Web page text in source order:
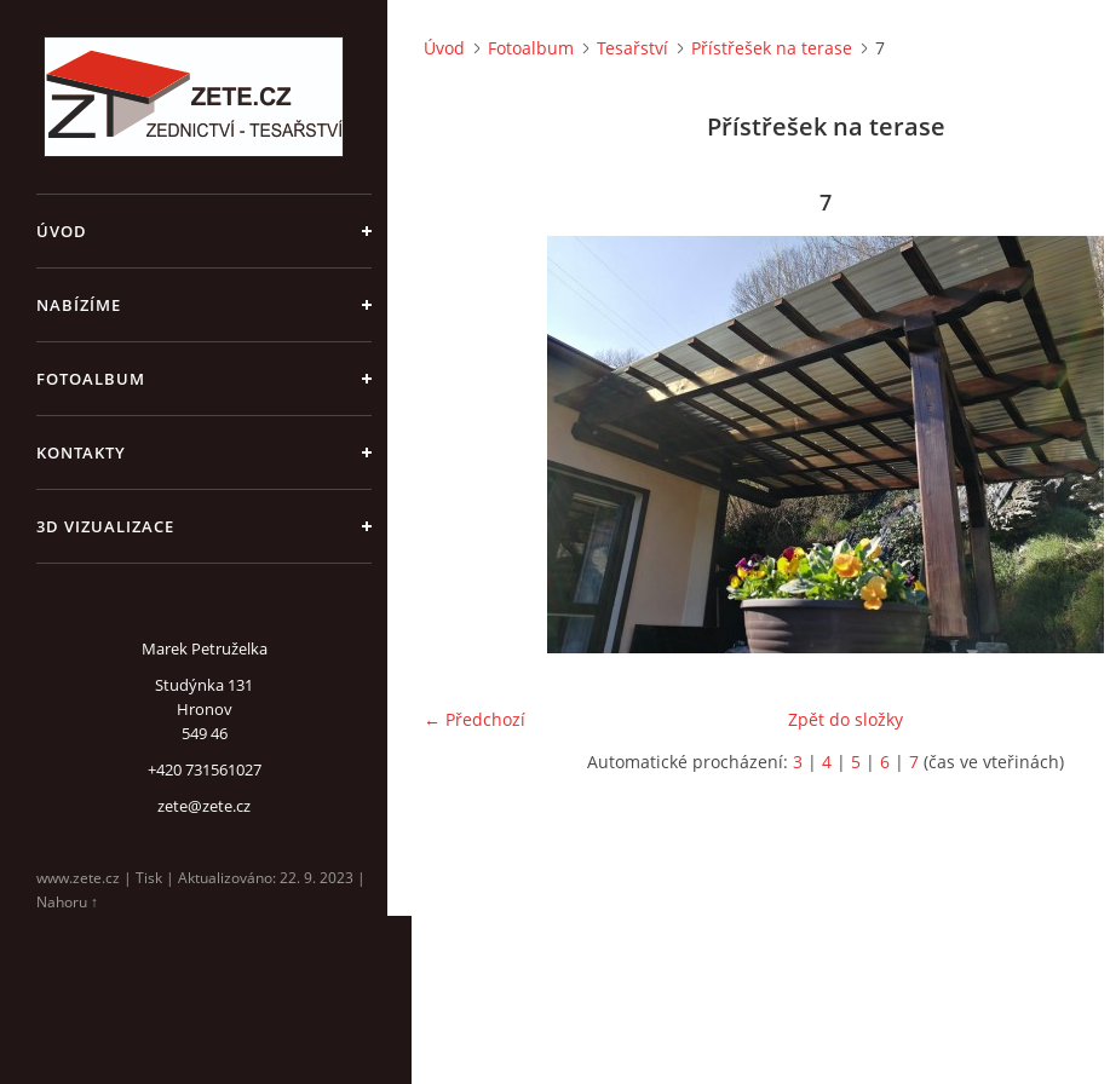
ÚVOD
NABÍZÍME
FOTOALBUM
KONTAKTY
3D VIZUALIZACE
Marek Petruželka
Studýnka 131
Hronov
549 46
+420 731561027
zete@zete.cz
www.zete.cz | Tisk | Aktualizováno: 22. 9. 2023 |
Nahoru ↑
Úvod Fotoalbum Tesařství Přístřešek na terase 7
Přístřešek na terase
7
← Předchozí
Zpět do složky
Automatické procházení: 3 | 4 | 5 | 6 | 7 (čas ve vteřinách)